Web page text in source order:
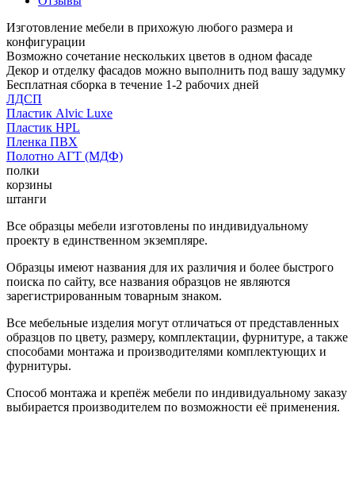
Изготовление мебели в прихожую любого размера и
конфигурации
Возможно сочетание нескольких цветов в одном фасаде
Декор и отделку фасадов можно выполнить под вашу задумку
Бесплатная сборка в течение 1-2 рабочих дней
ЛДСП
Пластик Alvic Luxe
Пластик HPL
Пленка ПВХ
Полотно АГТ (МДФ)
полки
корзины
штанги
Все образцы мебели изготовлены по индивидуальному
проекту в единственном экземпляре.
Образцы имеют названия для их различия и более быстрого
поиска по сайту, все названия образцов не являются
зарегистрированным товарным знаком.
Все мебельные изделия могут отличаться от представленных
образцов по цвету, размеру, комплектации, фурнитуре, а также
способами монтажа и производителями комплектующих и
фурнитуры.
Способ монтажа и крепёж мебели по индивидуальному заказу
выбирается производителем по возможности её применения.